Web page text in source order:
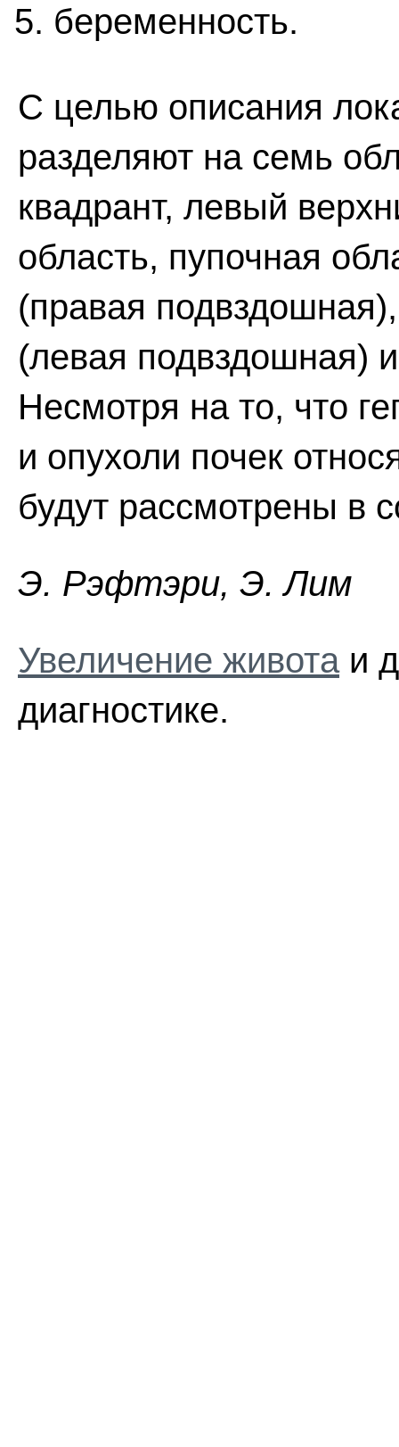
беременность.
С целью описания
разделяют на семь
квадрант, левый
область, пупочная
(правая
(левая подвздошная)
Несмотря на то, что
и опухоли почек
будут рассмотрены в
Э. Pэфтэpи, Э. Лим
Увеличение животаи
диагностике.